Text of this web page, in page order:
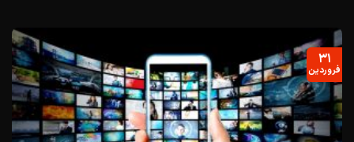
۳۱
فروردین